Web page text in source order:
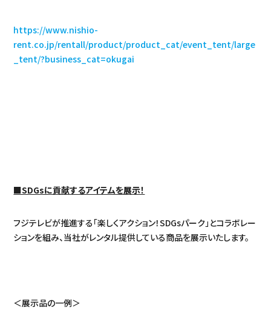
https://www.nishio-
rent.co.jp/rentall/product/product_cat/event_tent/large
_tent/?business_cat=okugai
■SDGsに貢献するアイテムを展示！
フジテレビが推進する「楽しくアクション！SDGsパーク」とコラボレー
ションを組み、当社がレンタル提供している商品を展示いたします。
＜展示品の一例＞